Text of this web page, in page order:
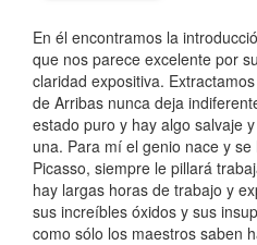
En él encontramos la
que nos parece excelente por
claridad expositiva.
de Arribas nunca deja
estado puro y hay algo sal­vaje
una. Para mí el genio nace y
Picasso, siempre le pillará
hay largas horas de trabajo y
sus increíbles óxidos y sus
como sólo los maestros saben